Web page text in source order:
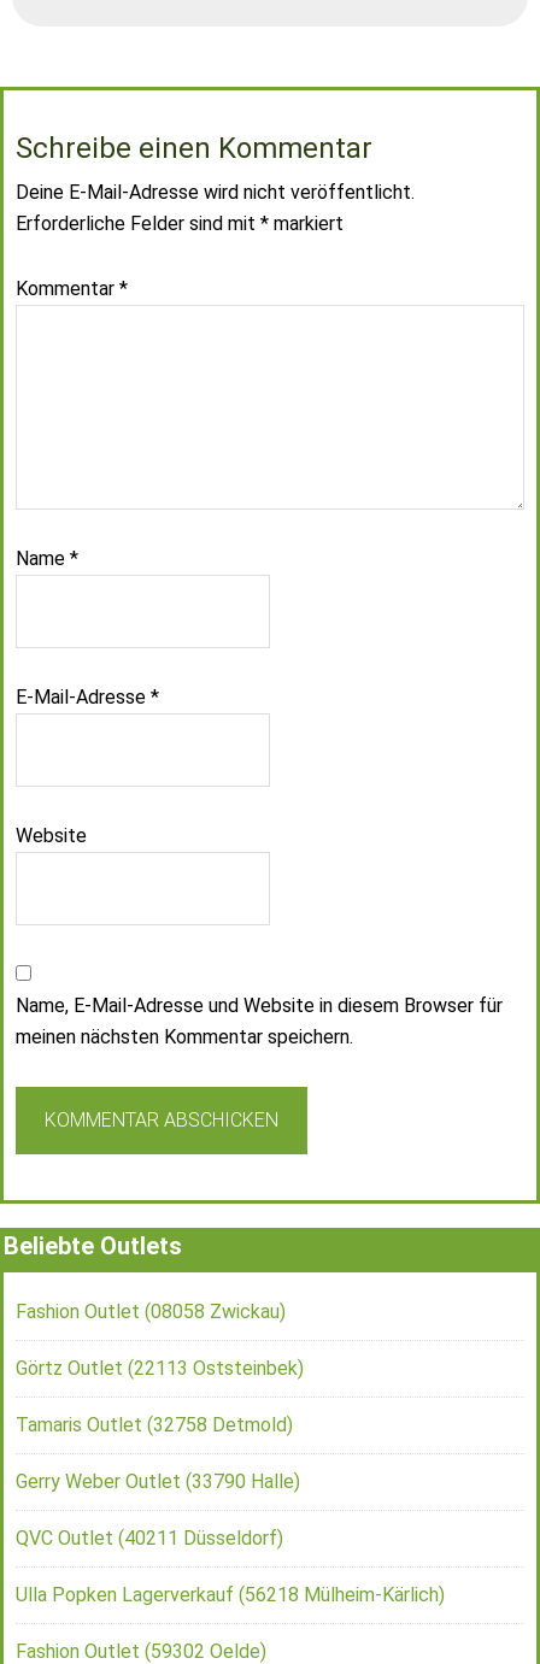
Schreibe einen Kommentar
Deine E-Mail-Adresse wird nicht veröffentlicht.
Erforderliche Felder sind mit * markiert
Kommentar *
Name *
E-Mail-Adresse *
Website
Name, E-Mail-Adresse und Website in diesem Browser für
meinen nächsten Kommentar speichern.
Beliebte Outlets
Fashion Outlet (08058 Zwickau)
Görtz Outlet (22113 Oststeinbek)
Tamaris Outlet (32758 Detmold)
Gerry Weber Outlet (33790 Halle)
QVC Outlet (40211 Düsseldorf)
Ulla Popken Lagerverkauf (56218 Mülheim-Kärlich)
Fashion Outlet (59302 Oelde)